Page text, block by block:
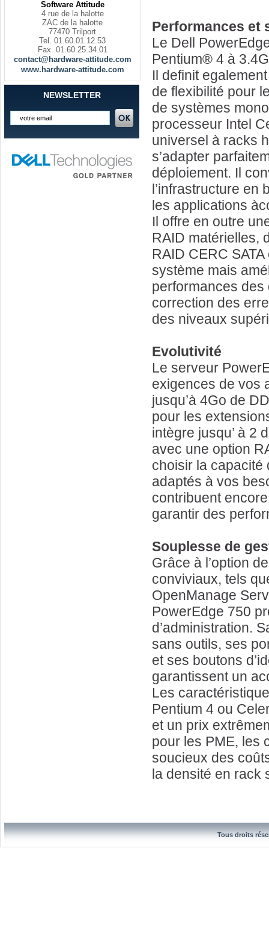
Software Attitude
4 rue de la halotte
ZAC de la halotte
77470 Trilport
Tel. 01.60.01.12.53
Fax. 01.60.25.34.01
contact@hardware-attitude.com
www.hardware-attitude.com
NEWSLETTER
Performances et
Le Dell
Pentium® 4 à
Il definit
de flexibilité pour
de systèmes
processeur Intel
universel à racks
s’adapter
déploiement. Il
l’infrastructure en
les applications
Il offre en outre
RAID matérielles,
RAID CERC
système mais
performances des
correction des
des niveaux
Evolutivité
Le serveur
exigences de vos
jusqu’à 4Go de
pour les
intègre jusqu’ à 2
avec une option
choisir la capacité
adaptés à vos
contribuent
garantir des
Souplesse de
Grâce à l’option
conviviaux, tels
OpenManage
PowerEdge 750
d’administration.
sans outils, ses
et ses boutons
garantissent un
Les
Pentium 4 ou
et un prix
pour les PME, les
soucieux des
la densité en rack
Tous droits